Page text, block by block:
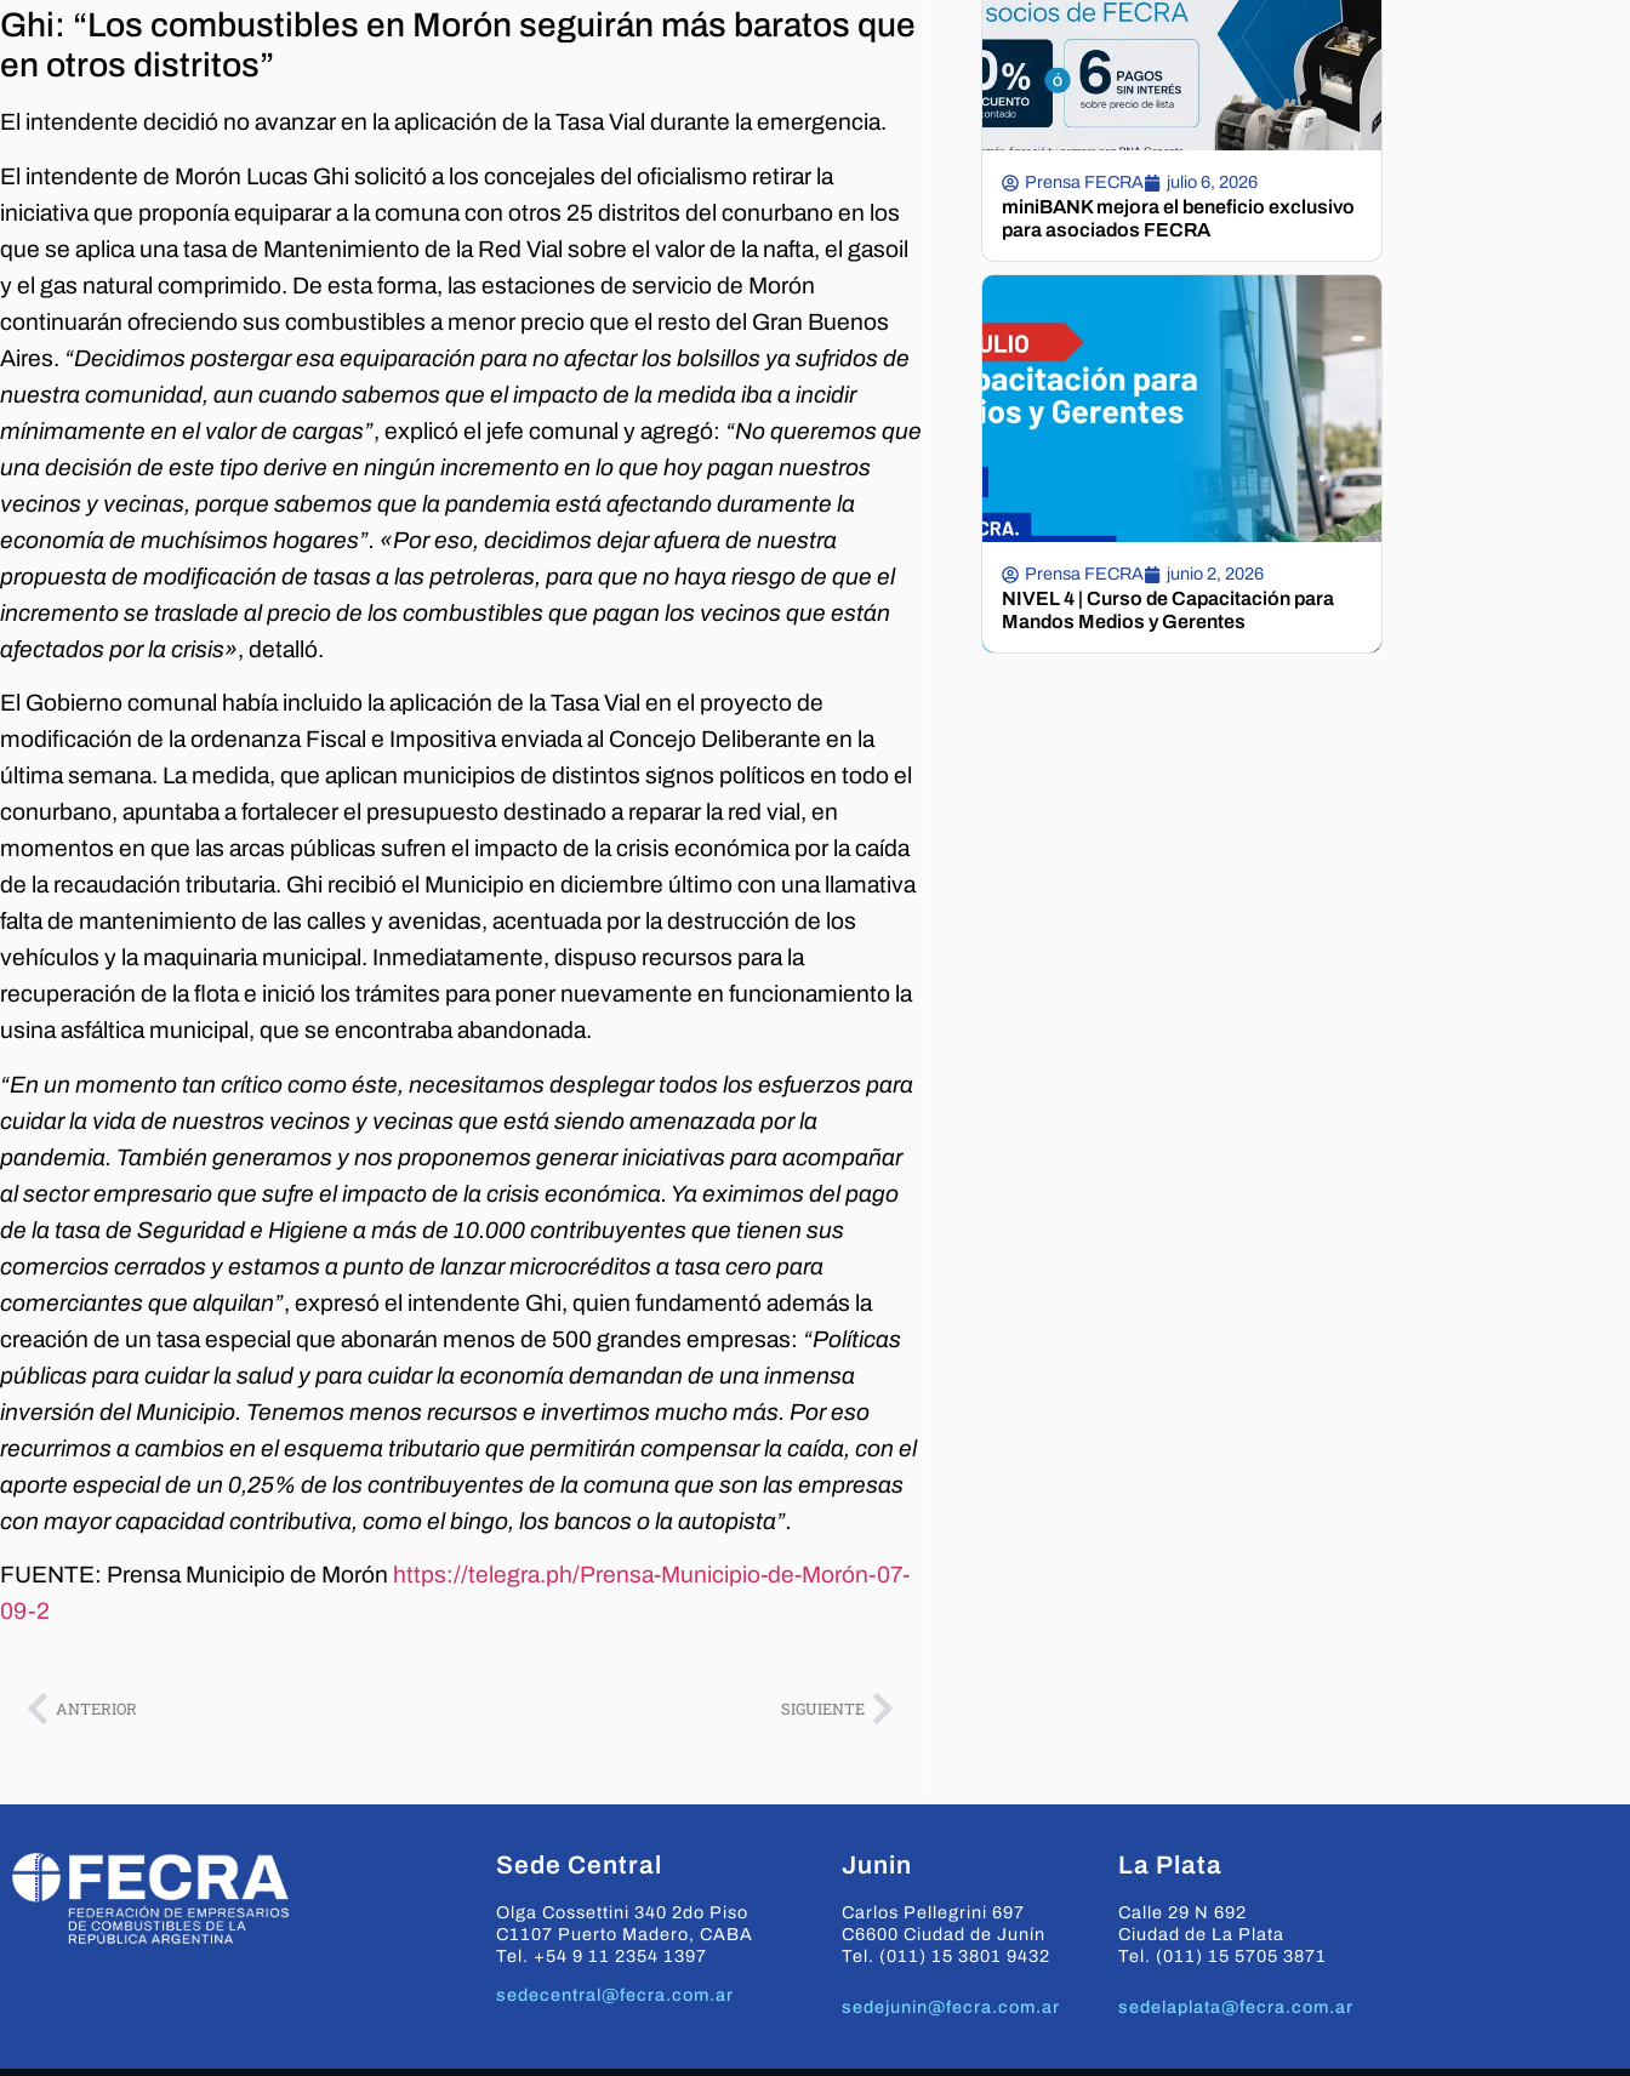
Ghi: “Los combustibles en Morón seguirán más baratos que
en otros distritos”
El intendente decidió no avanzar en la aplicación de la Tasa Vial durante la emergencia.
El intendente de Morón Lucas Ghi solicitó a los concejales del oficialismo retirar la
iniciativa que proponía equiparar a la comuna con otros 25 distritos del conurbano en los
que se aplica una tasa de Mantenimiento de la Red Vial sobre el valor de la nafta, el gasoil
y el gas natural comprimido. De esta forma, las estaciones de servicio de Morón
continuarán ofreciendo sus combustibles a menor precio que el resto del Gran Buenos
Aires. “Decidimos postergar esa equiparación para no afectar los bolsillos ya sufridos de
nuestra comunidad, aun cuando sabemos que el impacto de la medida iba a incidir
mínimamente en el valor de cargas”, explicó el jefe comunal y agregó: “No queremos que
una decisión de este tipo derive en ningún incremento en lo que hoy pagan nuestros
vecinos y vecinas, porque sabemos que la pandemia está afectando duramente la
economía de muchísimos hogares”. «Por eso, decidimos dejar afuera de nuestra
propuesta de modificación de tasas a las petroleras, para que no haya riesgo de que el
incremento se traslade al precio de los combustibles que pagan los vecinos que están
afectados por la crisis», detalló.
El Gobierno comunal había incluido la aplicación de la Tasa Vial en el proyecto de
modificación de la ordenanza Fiscal e Impositiva enviada al Concejo Deliberante en la
última semana. La medida, que aplican municipios de distintos signos políticos en todo el
conurbano, apuntaba a fortalecer el presupuesto destinado a reparar la red vial, en
momentos en que las arcas públicas sufren el impacto de la crisis económica por la caída
de la recaudación tributaria. Ghi recibió el Municipio en diciembre último con una llamativa
falta de mantenimiento de las calles y avenidas, acentuada por la destrucción de los
vehículos y la maquinaria municipal. Inmediatamente, dispuso recursos para la
recuperación de la flota e inició los trámites para poner nuevamente en funcionamiento la
usina asfáltica municipal, que se encontraba abandonada.
“En un momento tan crítico como éste, necesitamos desplegar todos los esfuerzos para
cuidar la vida de nuestros vecinos y vecinas que está siendo amenazada por la
pandemia. También generamos y nos proponemos generar iniciativas para acompañar
al sector empresario que sufre el impacto de la crisis económica. Ya eximimos del pago
de la tasa de Seguridad e Higiene a más de 10.000 contribuyentes que tienen sus
comercios cerrados y estamos a punto de lanzar microcréditos a tasa cero para
comerciantes que alquilan”, expresó el intendente Ghi, quien fundamentó además la
creación de un tasa especial que abonarán menos de 500 grandes empresas: “Políticas
públicas para cuidar la salud y para cuidar la economía demandan de una inmensa
inversión del Municipio. Tenemos menos recursos e invertimos mucho más. Por eso
recurrimos a cambios en el esquema tributario que permitirán compensar la caída, con el
aporte especial de un 0,25% de los contribuyentes de la comuna que son las empresas
con mayor capacidad contributiva, como el bingo, los bancos o la autopista”.
FUENTE: Prensa Municipio de Morón https://telegra.ph/Prensa-Municipio-de-Morón-07-
09-2
ANTERIOR SIGUIENTE
Prensa FECRA julio 6, 2026
miniBANK mejora el beneficio exclusivo
para asociados FECRA
Prensa FECRA junio 2, 2026
NIVEL 4 | Curso de Capacitación para
Mandos Medios y Gerentes
Sede Central
Olga Cossettini 340 2do Piso
C1107 Puerto Madero, CABA
Tel. +54 9 11 2354 1397
sedecentral@fecra.com.ar
Junin
Carlos Pellegrini 697
C6600 Ciudad de Junín
Tel. (011) 15 3801 9432
sedejunin@fecra.com.ar
La Plata
Calle 29 N 692
Ciudad de La Plata
Tel. (011) 15 5705 3871
sedelaplata@fecra.com.ar